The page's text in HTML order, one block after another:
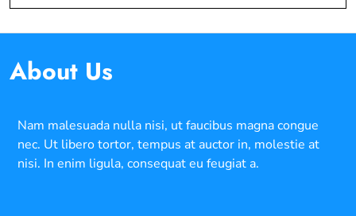
About Us
Nam malesuada nulla nisi, ut faucibus magna congue
nec. Ut libero tortor, tempus at auctor in, molestie at
nisi. In enim ligula, consequat eu feugiat a.